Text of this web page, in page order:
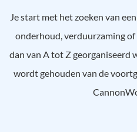
Je start met het zoeken van
onderhoud, verduurzaming
dan van A tot Z georganiseerd
wordt gehouden van de